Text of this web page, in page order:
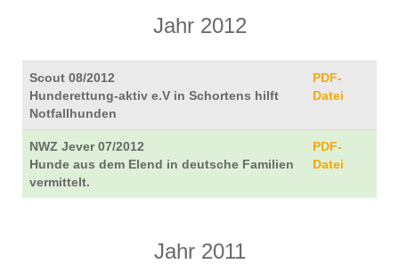
Jahr 2012
Scout 08/2012
Hunderettung-aktiv e.V in Schortens hilft
Notfallhunden
PDF-
Datei
NWZ Jever 07/2012
Hunde aus dem Elend in deutsche Familien
vermittelt.
PDF-
Datei
Jahr 2011